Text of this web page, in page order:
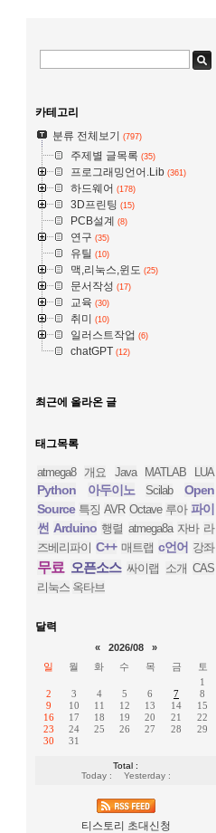
카테고리
분류 전체보기 (797)
주제별 글목록 (35)
프로그래밍언어.Lib (361)
하드웨어 (178)
3D프린팅 (15)
PCB설계 (8)
연구 (35)
유틸 (10)
맥,리눅스,윈도 (25)
문서작성 (17)
교육 (30)
취미 (10)
일러스트작업 (6)
chatGPT (12)
최근에 올라온 글
태그목록
atmega8 개요 Java MATLAB LUA
Python 아두이노 Scilab
Open
Source 특징 AVR Octave 루아 파이
썬 Arduino 행렬 atmega8a 자바 라
즈베리파이 C++ 매트랩 c언어 강좌
무료 오픈소스 싸이랩 소개 CAS
리눅스 옥타브
달력
« 2026/08
»
일
월 화 수 목 금
토
1
2
3 4 5 6 7
8
9
10 11 12 13 14
15
16
17 18 19 20 21
22
23
24 25 26 27 28
29
30
31
Total :
Today :
Yesterday :
티스토리 초대신청